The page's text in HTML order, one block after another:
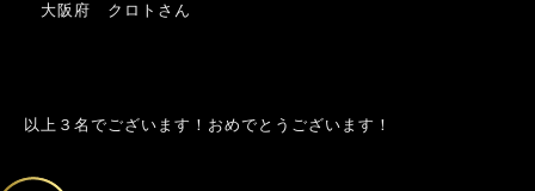
大阪府 クロトさん
以上３名でございます！おめでとうございます！